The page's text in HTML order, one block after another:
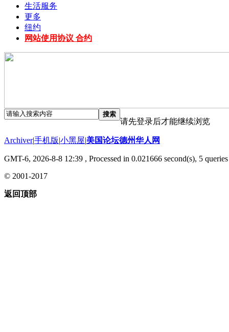
生活服务
更多
纽约
网站使用协议 合约
搜索
请先登录后才能继续浏览
Archiver|手机版|小黑屋|美国论坛德州华人网
GMT-6, 2026-8-8 12:39 , Processed in 0.021666 second(s), 5
© 2001-2017
返回顶部